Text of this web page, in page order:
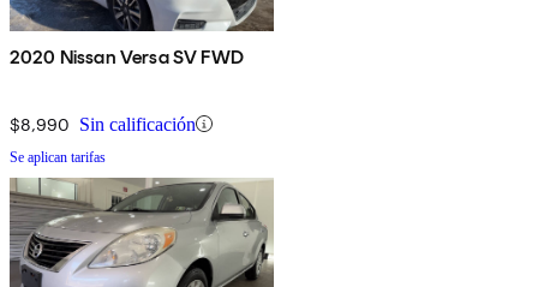
2020 Nissan Versa SV FWD
$8,990 Sin calificación
Se aplican tarifas